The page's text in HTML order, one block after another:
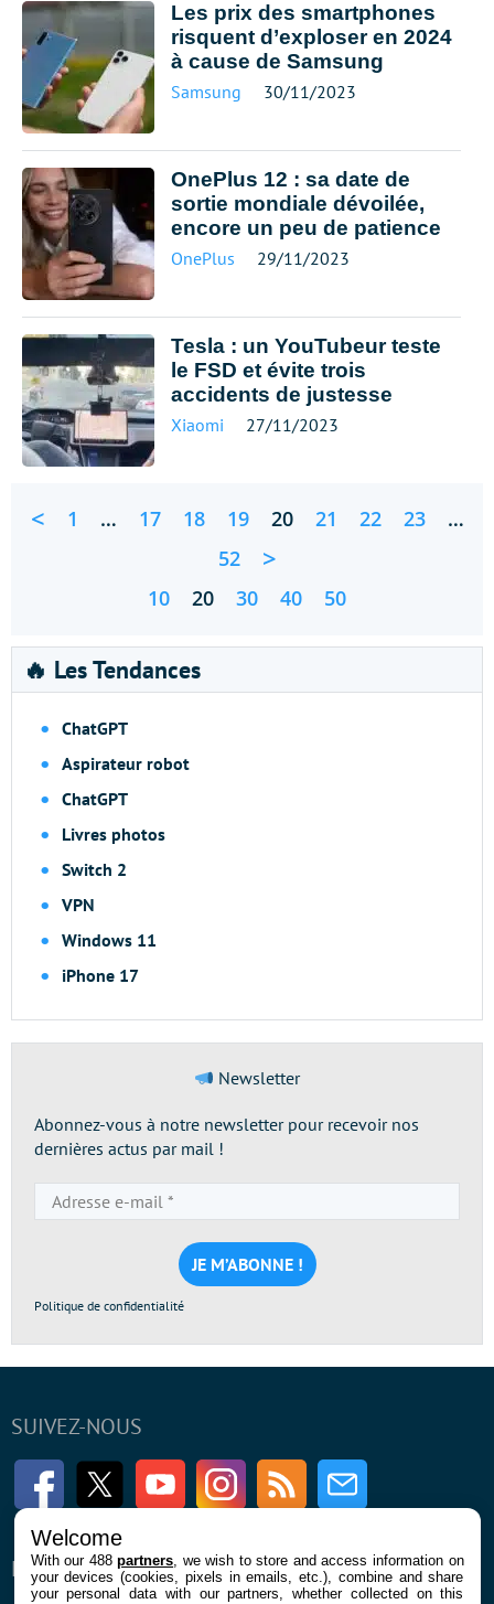
Les prix des smartphones
risquent d’exploser en 2024
à cause de Samsung
Samsung 30/11/2023
OnePlus 12 : sa date de
sortie mondiale dévoilée,
encore un peu de patience
OnePlus 29/11/2023
Tesla : un YouTubeur teste
le FSD et évite trois
accidents de justesse
Xiaomi 27/11/2023
< 1 … 17 18 19 20 21 22 23
…
52
>
10 20 30 40 50
🔥 Les Tendances
ChatGPT
Aspirateur robot
ChatGPT
Livres photos
Switch 2
VPN
Windows 11
iPhone 17
Newsletter
Abonnez-vous à notre newsletter pour recevoir nos
dernières actus par mail !
e-
mail
*
Politique de confidentialité
SUIVEZ-NOUS
FacebookTwitter Youtube InstagramRSS Newsletter
ENTREPRISE À PROPOS
Welcome
With our 488partners , we wish to store and access information on
your devices (cookies, pixels in emails, etc.), combine and share
your personal data with our partners, whether collected on this